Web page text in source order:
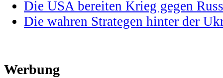
Die USA bereiten Krieg gegen
Die wahren Strategen hinter der
Werbung